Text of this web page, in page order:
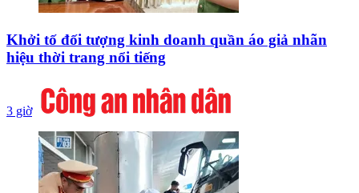
Khởi tố đối tượng kinh doanh quần áo giả nhãn
hiệu thời trang nổi tiếng
3 giờ